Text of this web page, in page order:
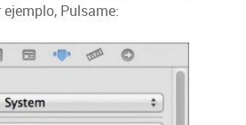
Pulsame: